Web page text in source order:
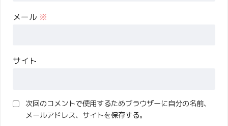
メール ※
サイト
次回のコメントで使用するためブラウザーに自分の名前、
メールアドレス、サイトを保存する。